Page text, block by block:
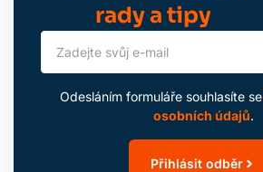
rady a tipy
Odesláním formuláře souhlasíte se
osobních údajů.
Přihlásit odběr